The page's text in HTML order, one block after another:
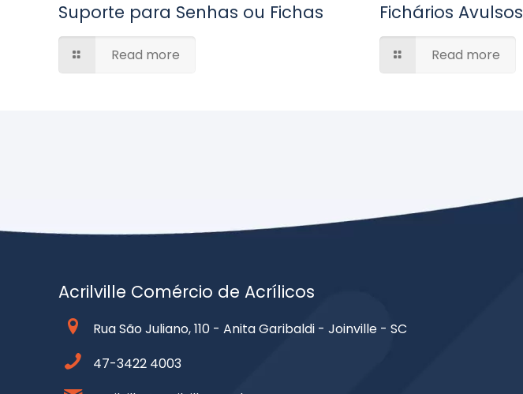
Suporte para Senhas ou Fichas
Read more
Fichários Avulsos
Read more
Acrilville Comércio de Acrílicos
Rua São Juliano, 110 - Anita Garibaldi - Joinville - SC
47-3422 4003